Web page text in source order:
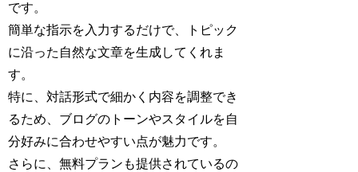
です。
簡単な指示を入力するだけで、トピック
に沿った自然な文章を生成してくれま
す。
特に、対話形式で細かく内容を調整でき
るため、ブログのトーンやスタイルを自
分好みに合わせやすい点が魅力です。
さらに、無料プランも提供されているの